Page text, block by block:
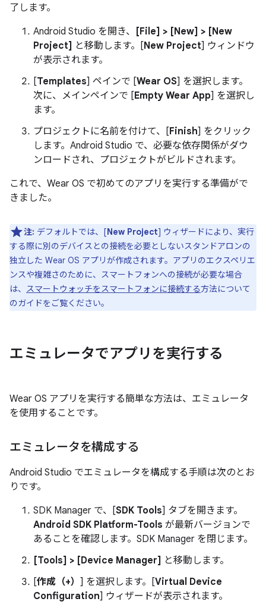
了します。
Android Studio を開き、
[File] > [New] > [New
Project] と移動します。[New Project] ウィンドウ
が表示されます。
[Templates] ペインで [Wear OS] を選択します。
次に、メインペインで [Empty Wear App] を選択し
ます。
プロジェクトに名前を付けて、[Finish] をクリック
します。Android Studio で、必要な依存関係がダウ
ンロードされ、プロジェクトがビルドされます。
これで、Wear OS で初めてのアプリを実行する準備がで
きました。
注: デフォルトでは、[New Project] ウィザードにより、実行
する際に別のデバイスとの接続を必要としないスタンドアロンの
独立した Wear OS アプリが作成されます。アプリのエクスペリエ
ンスや複雑さのために、スマートフォンへの接続が必要な場合
は、 スマートウォッチをスマートフォンに接続する方法について
のガイドをご覧ください。
エミュレータでアプリを実行する
Wear OS アプリを実行する簡単な方法は、エミュレータ
を使用することです。
エミュレータを構成する
Android Studio でエミュレータを構成する手順は次のとお
りです。
SDK Manager で、[SDK Tools] タブを開きます。
Android SDK Platform-Tools が最新バージョンで
あることを確認します。SDK Manager を閉じます。
[Tools] > [Device Manager] と移動します。
[作成（+） ] を選択します。[Virtual Device
Configuration] ウィザードが表示されます。